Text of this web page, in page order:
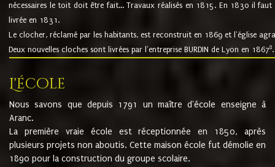
nécessaires le toit doit être fait... Travaux réalisés en 1815. En 1830 il
livrée en 1831.
Le clocher, réclamé par les habitants, est reconstruit en 1869 et l'église
Deux nouvelles cloches sont livrées par l'entreprise BURDIN de Lyon en 18678.
L'école
Nous savons que depuis 1791 un maître d'école enseigne à
Aranc.
La première vraie école est réceptionnée en 1850, après
plusieurs projets non aboutis. Cette maison école fut démolie en
1890 pour la construction du groupe scolaire.